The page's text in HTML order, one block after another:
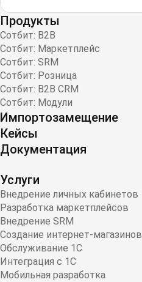
Продукты
Сотбит: B2B
Сотбит: Маркетплейс
Сотбит: SRM
Сотбит: Розница
Сотбит: B2B CRM
Сотбит: Модули
Импортозамещение
Кейсы
Документация
Услуги
Внедрение личных кабинетов
Разработка маркетплейсов
Внедрение SRM
Создание интернет-магазинов
Обслуживание 1С
Интеграция с 1С
Мобильная разработка